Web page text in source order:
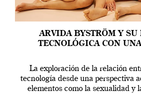
ARVIDA BYSTRÖM Y SU
TECNOLÓGICA CON
La exploración de la relación
tecnología desde una perspectiva
elementos como la sexualidad y